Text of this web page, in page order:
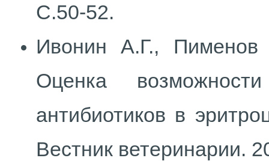
С.50-52.
Ивонин А.Г.,
Оценка
антибиотиков в
Вестник ветеринарии.